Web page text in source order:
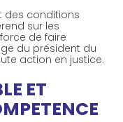
des conditions
sur les
de faire
du président du
action en justice.
ET